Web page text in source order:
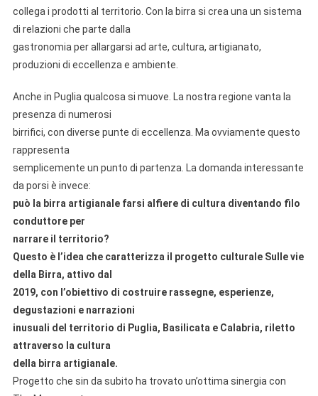
collega i prodotti al territorio. Con la birra si crea una un sistema
di relazioni che parte dalla
gastronomia per allargarsi ad arte, cultura, artigianato,
produzioni di eccellenza e ambiente.
Anche in Puglia qualcosa si muove. La nostra regione vanta la
presenza di numerosi
birrifici, con diverse punte di eccellenza. Ma ovviamente questo
rappresenta
semplicemente un punto di partenza. La domanda interessante
da porsi è invece:
può la birra artigianale farsi alfiere di cultura diventando filo
conduttore per
narrare il territorio?
Questo è l’idea che caratterizza il progetto culturale Sulle vie
della Birra, attivo dal
2019, con l’obiettivo di costruire rassegne, esperienze,
degustazioni e narrazioni
inusuali del territorio di Puglia, Basilicata e Calabria, riletto
attraverso la cultura
della birra artigianale.
Progetto che sin da subito ha trovato un’ottima sinergia con